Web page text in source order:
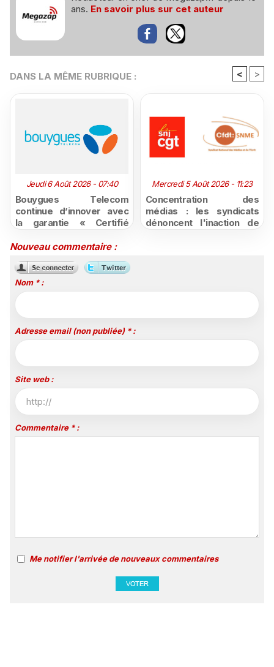
ans. En savoir plus sur cet auteur
DANS LA MÊME RUBRIQUE : < >
Jeudi 6 Août 2026 - 07:40
Bouygues Telecom
continue d’innover avec
la garantie « Certifié
»
Mercredi 5 Août 2026 - 11:23
Concentration des
médias : les syndicats
dénoncent l'inaction de
Nouveau commentaire :
Nom * :
Adresse email (non publiée) * :
Site web :
Commentaire * :
Me notifier l'arrivée de nouveaux commentaires